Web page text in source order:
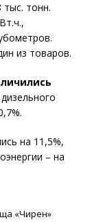
тонн.
из товаров.
на 11,5%,
– на
«Чирен»